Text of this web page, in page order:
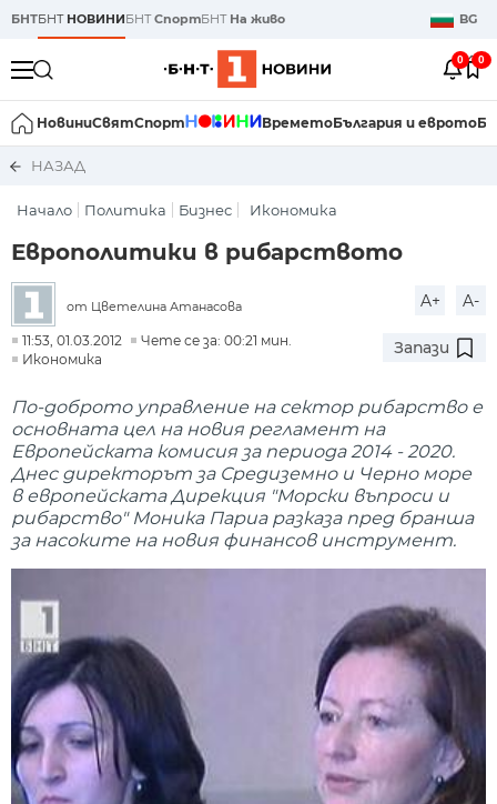
БНТБНТ НОВИНИБНТСпортБНТ На живо BG
0 0
НовиниСвятСпорт ВреметоБългария и еврото
НАЗАД
Начало Политика Бизнес Икономика
Европолитики в рибарството
от Цветелина Атанасова A+ A-
11:53, 01.03.2012
Чете се за: 00:21 мин.
Икономика
Запази
По-доброто управление на сектор рибарство е
основната цел на новия регламент на
Европейската комисия за периода 2014 - 2020.
Днес директорът за Средиземно и Черно море
в европейската Дирекция "Морски въпроси и
рибарство" Моника Париа разказа пред бранша
за насоките на новия финансов инструмент.